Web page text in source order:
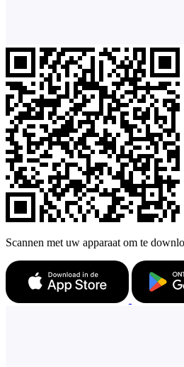
Scannen met uw apparaat om te